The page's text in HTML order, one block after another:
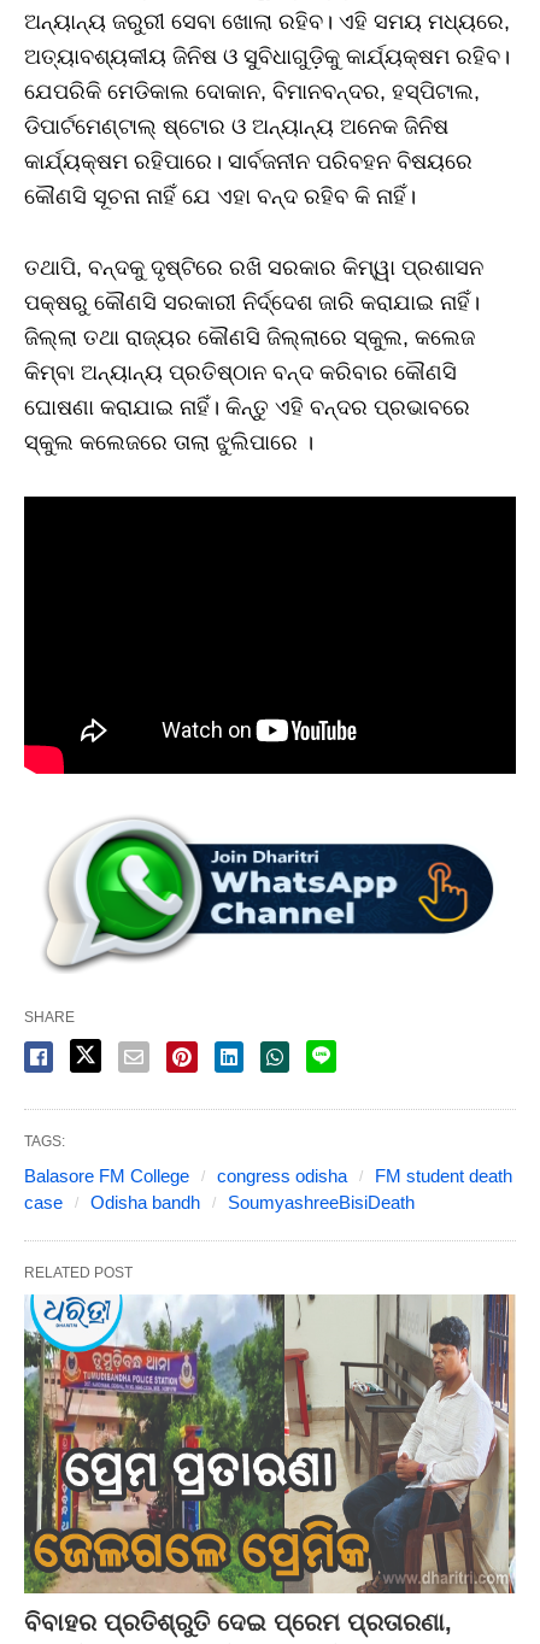
ଅନ୍ୟାନ୍ୟ ଜରୁରୀ ସେବା ଖୋଲା ରହିବ। ଏହି ସମୟ ମଧ୍ୟରେ,
ଅତ୍ୟାବଶ୍ୟକୀୟ ଜିନିଷ ଓ ସୁବିଧାଗୁଡ଼ିକୁ କାର୍ଯ୍ୟକ୍ଷମ ରହିବ।
ଯେପରିକି ମେଡିକାଲ ଦୋକାନ, ବିମାନବନ୍ଦର, ହସ୍ପିଟାଲ,
ଡିପାର୍ଟମେଣ୍ଟାଲ୍ ଷ୍ଟୋର ଓ ଅନ୍ୟାନ୍ୟ ଅନେକ ଜିନିଷ
କାର୍ଯ୍ୟକ୍ଷମ ରହିପାରେ। ସାର୍ବଜନୀନ ପରିବହନ ବିଷୟରେ
କୌଣସି ସୂଚନା ନାହିଁ ଯେ ଏହା ବନ୍ଦ ରହିବ କି ନାହିଁ।
ତଥାପି, ବନ୍ଦକୁ ଦୃଷ୍ଟିରେ ରଖି ସରକାର କିମ୍ୱା ପ୍ରଶାସନ
ପକ୍ଷରୁ କୌଣସି ସରକାରୀ ନିର୍ଦ୍ଦେଶ ଜାରି କରାଯାଇ ନାହିଁ।
ଜିଲ୍ଲା ତଥା ରାଜ୍ୟର କୌଣସି ଜିଲ୍ଲାରେ ସ୍କୁଲ, କଲେଜ
କିମ୍ବା ଅନ୍ୟାନ୍ୟ ପ୍ରତିଷ୍ଠାନ ବନ୍ଦ କରିବାର କୌଣସି
ଘୋଷଣା କରାଯାଇ ନାହିଁ। କିନ୍ତୁ ଏହି ବନ୍ଦର ପ୍ରଭାବରେ
ସ୍କୁଲ କଲେଜରେ ତାଲା ଝୁଲିପାରେ ।
SHARE
TAGS:
Balasore FM College congress odisha
FM student death
case
Odisha bandh SoumyashreeBisiDeath
RELATED POST
ବିବାହର ପ୍ରତିଶ୍ରୁତି ଦେଇ ପ୍ରେମ ପ୍ରତାରଣା,